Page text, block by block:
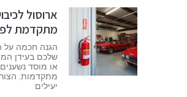
ארוסול
מתקדמת
הגנה חכמה על
שלכם בעידן
או מוסד
מתקדמות,
יעילים